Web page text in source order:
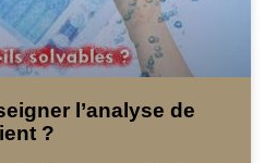
l’analyse de
?